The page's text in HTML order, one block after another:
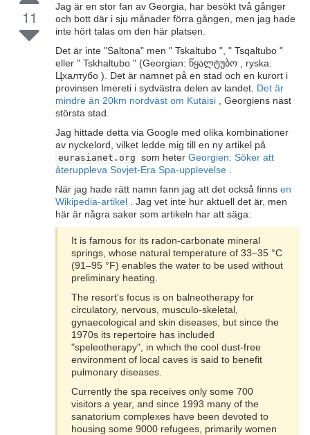
11
Jag är en stor fan av Georgia, har besökt två gånger
och bott där i sju månader förra gången, men jag hade
inte hört talas om den här platsen.
Det är inte "Saltona" men " Tskaltubo ", " Tsqaltubo "
eller " Tskhaltubo " (Georgian: წყალტუბო , ryska:
Цхалтубо ). Det är namnet på en stad och en kurort i
provinsen Imereti i sydvästra delen av landet. Det är
mindre än 20km nordväst om Kutaisi
, Georgiens näst
största stad.
Jag hittade detta via Google med olika kombinationer
av nyckelord, vilket ledde mig till en ny artikel på
eurasianet.org som heter Georgien: Söker att
återuppleva Sovjet-Era Spa-upplevelse
När jag hade rätt namn fann jag att det också finns en
Wikipedia-artikel
. Jag vet inte hur aktuell det är, men
här är några saker som artikeln har att säga:
It is famous for its radon-carbonate mineral
springs, whose natural temperature of 33–35 °C
(91–95 °F) enables the water to be used without
preliminary heating.
The resort's focus is on balneotherapy for
circulatory, nervous, musculo-skeletal,
gynaecological and skin diseases, but since the
1970s its repertoire has included
"speleotherapy", in which the cool dust-free
environment of local caves is said to benefit
pulmonary diseases.
Currently the spa receives only some 700
visitors a year, and since 1993 many of the
sanatorium complexes have been devoted to
housing some 9000 refugees, primarily women